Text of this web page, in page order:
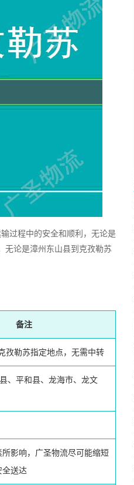
过程中的安全和顺利，无论是
无论是漳州东山县到克孜勒苏
备注
孜勒苏指定地点，无需中转
、平和县、龙海市、龙文
所影响，广圣物流尽可能缩短
全送达